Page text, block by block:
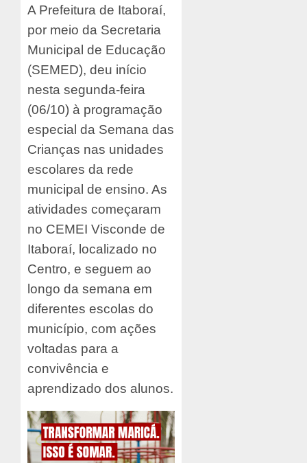
A Prefeitura de Itaboraí,
por meio da Secretaria
Municipal de Educação
(SEMED), deu início
nesta segunda-feira
(06/10) à programação
especial da Semana das
Crianças nas unidades
escolares da rede
municipal de ensino. As
atividades começaram
no CEMEI Visconde de
Itaboraí, localizado no
Centro, e seguem ao
longo da semana em
diferentes escolas do
município, com ações
voltadas para a
convivência e
aprendizado dos alunos.